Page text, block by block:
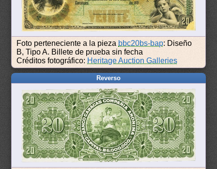
Foto perteneciente a la pieza bbc20bs-bap: Diseño
B, Tipo A. Billete de prueba sin fecha
Créditos fotográfico: Heritage Auction Galleries
Reverso